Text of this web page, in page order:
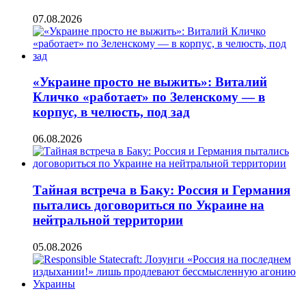
07.08.2026
«Украине просто не выжить»: Виталий
Кличко «работает» по Зеленскому — в
корпус, в челюсть, под зад
06.08.2026
Тайная встреча в Баку: Россия и Германия
пытались договориться по Украине на
нейтральной территории
05.08.2026